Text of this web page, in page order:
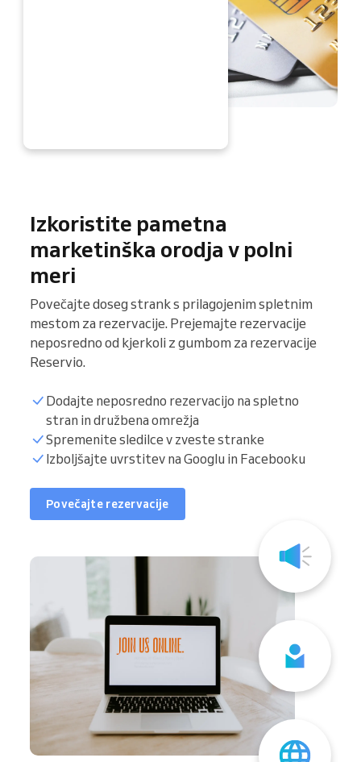
Izkoristite pametna
marketinška orodja v polni
meri
Povečajte doseg strank s prilagojenim spletnim
mestom za rezervacije. Prejemajte rezervacije
neposredno od kjerkoli z gumbom za rezervacije
Reservio.
Dodajte neposredno rezervacijo na spletno
stran in družbena omrežja
Spremenite sledilce v zveste stranke
Izboljšajte uvrstitev na Googlu in Facebooku
Povečajte rezervacije